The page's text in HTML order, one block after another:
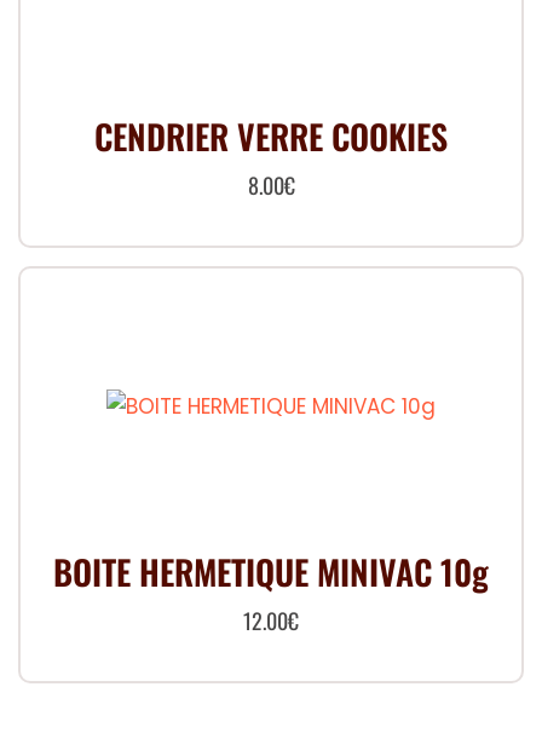
CENDRIER VERRE COOKIES
8.00€
produit
Les
sur
la
du
BOITE HERMETIQUE MINIVAC 10g
12.00€